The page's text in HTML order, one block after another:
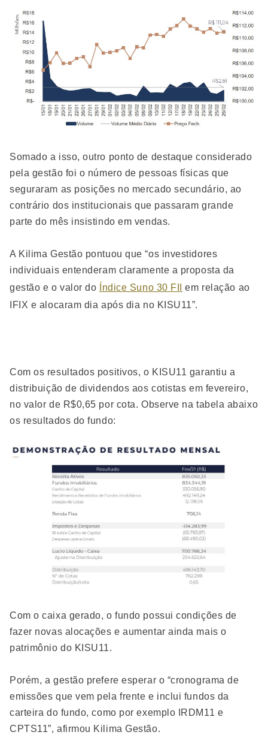
Somado a isso, outro ponto de destaque considerado
pela gestão foi o número de pessoas físicas que
seguraram as posições no mercado secundário, ao
contrário dos institucionais que passaram grande
parte do mês insistindo em vendas.
A Kilima Gestão pontuou que “os investidores
individuais entenderam claramente a proposta da
gestão e o valor do
Índice Suno 30 FII
em relação ao
IFIX e alocaram dia após dia no KISU11”.
Com os resultados positivos, o KISU11 garantiu a
distribuição de dividendos aos cotistas em fevereiro,
no valor de R$0,65 por cota. Observe na tabela abaixo
os resultados do fundo:
Com o caixa gerado, o fundo possui condições de
fazer novas alocações e aumentar ainda mais o
patrimônio do KISU11.
Porém, a gestão prefere esperar o “cronograma de
emissões que vem pela frente e inclui fundos da
carteira do fundo, como por exemplo IRDM11 e
CPTS11”, afirmou Kilima Gestão.